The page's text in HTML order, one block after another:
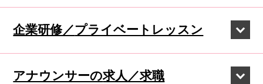
企業研修／プライベートレッスン
アナウンサーの求人／求職